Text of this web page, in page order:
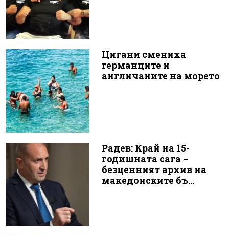
Цигани смениха
германците и
англичаните на морето
Радев: Край на 15-
годишната сага –
безценният архив на
македонските бъ...